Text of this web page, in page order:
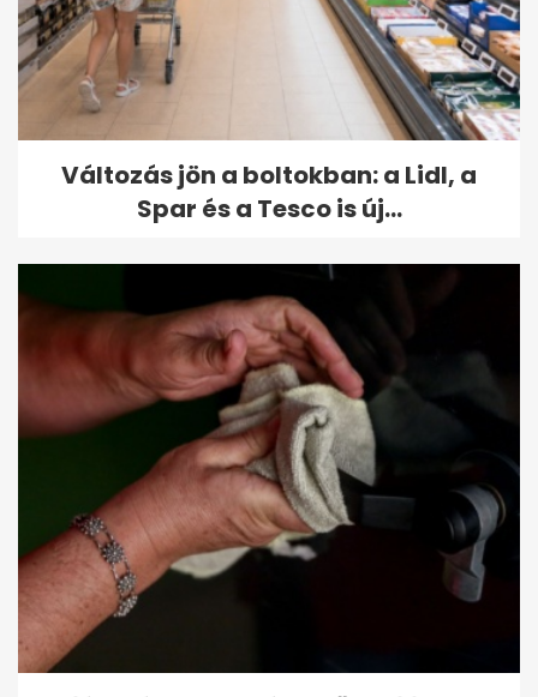
Változás jön a boltokban: a Lidl, a
Spar és a Tesco is új...